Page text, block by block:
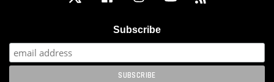
Subscribe